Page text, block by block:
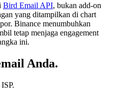
Bird Email API, bukan add-on
yang ditampilkan di chart
Binance menumbuhkan
tetap menjaga engagement
ini.
Anda.